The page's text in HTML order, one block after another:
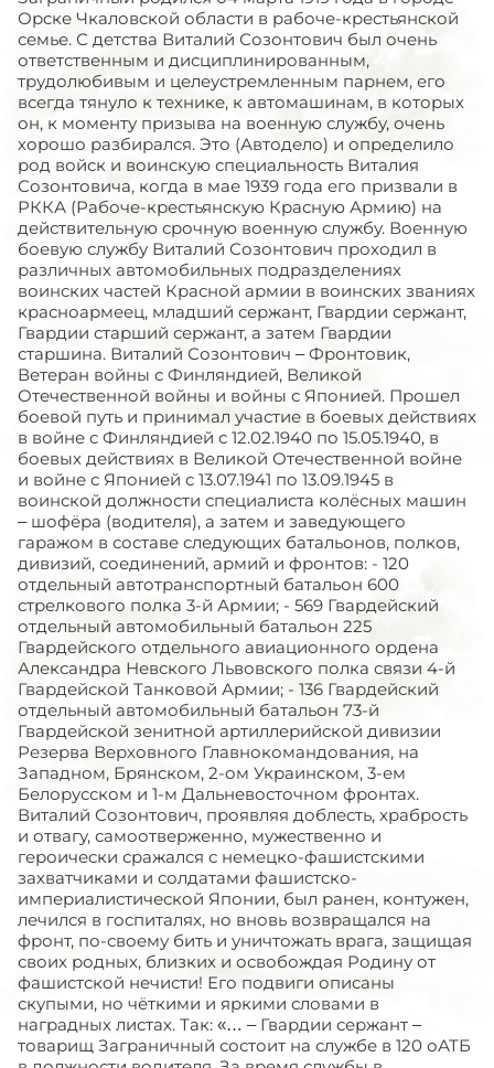
Орске Чкаловской области в рабоче-крестьянской
семье. С детства Виталий Созонтович был очень
ответственным и дисциплинированным,
трудолюбивым и целеустремленным парнем, его
всегда тянуло к технике, к автомашинам, в которых
он, к моменту призыва на военную службу, очень
хорошо разбирался. Это (Автодело) и определило
род войск и воинскую специальность Виталия
Созонтовича, когда в мае 1939 года его призвали в
РККА (Рабоче-крестьянскую Красную Армию) на
действительную срочную военную службу. Военную
боевую службу Виталий Созонтович проходил в
различных автомобильных подразделениях
воинских частей Красной армии в воинских званиях
красноармеец, младший сержант, Гвардии сержант,
Гвардии старший сержант, а затем Гвардии
старшина. Виталий Созонтович – Фронтовик,
Ветеран войны с Финляндией, Великой
Отечественной войны и войны с Японией. Прошел
боевой путь и принимал участие в боевых действиях
в войне с Финляндией с 12.02.1940 по 15.05.1940, в
боевых действиях в Великой Отечественной войне
и войне с Японией с 13.07.1941 по 13.09.1945 в
воинской должности специалиста колёсных машин
– шофёра (водителя), а затем и заведующего
гаражом в составе следующих батальонов, полков,
дивизий, соединений, армий и фронтов: - 120
отдельный автотранспортный батальон 600
стрелкового полка 3-й Армии; - 569 Гвардейский
отдельный автомобильный батальон 225
Гвардейского отдельного авиационного ордена
Александра Невского Львовского полка связи 4-й
Гвардейской Танковой Армии; - 136 Гвардейский
отдельный автомобильный батальон 73-й
Гвардейской зенитной артиллерийской дивизии
Резерва Верховного Главнокомандования, на
Западном, Брянском, 2-ом Украинском, 3-ем
Белорусском и 1-м Дальневосточном фронтах.
Виталий Созонтович, проявляя доблесть, храбрость
и отвагу, самоотверженно, мужественно и
героически сражался с немецко-фашистскими
захватчиками и солдатами фашистско-
империалистической Японии, был ранен, контужен,
лечился в госпиталях, но вновь возвращался на
фронт, по-своему бить и уничтожать врага, защищая
своих родных, близких и освобождая Родину от
фашистской нечисти! Его подвиги описаны
скупыми, но чёткими и яркими словами в
наградных листах. Так: «… – Гвардии сержант –
товарищ Заграничный состоит на службе в 120 оАТБ